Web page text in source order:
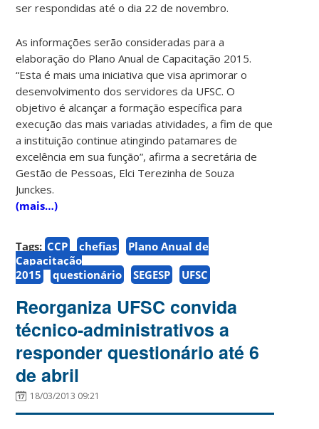
ser respondidas até o dia 22 de novembro.
As informações serão consideradas para a
elaboração do Plano Anual de Capacitação 2015.
“Esta é mais uma iniciativa que visa aprimorar o
desenvolvimento dos servidores da UFSC. O
objetivo é alcançar a formação específica para
execução das mais variadas atividades, a fim de que
a instituição continue atingindo patamares de
excelência em sua função”, afirma a secretária de
Gestão de Pessoas, Elci Terezinha de Souza
Junckes.
(mais…)
Tags: CCP chefias
Plano Anual de
Capacitação
2015
questionário SEGESP UFSC
Reorganiza UFSC convida
técnico-administrativos a
responder questionário até 6
de abril
18/03/2013 09:21